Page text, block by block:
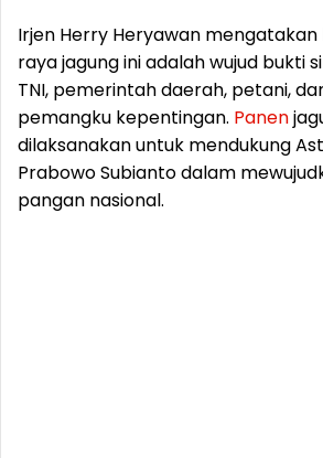
Irjen Herry Heryawan
raya jagung ini adalah wujud bukti
TNI, pemerintah daerah, petani,
pemangku kepentingan. Panen
dilaksanakan untuk mendukung
Prabowo Subianto dalam
pangan nasional.